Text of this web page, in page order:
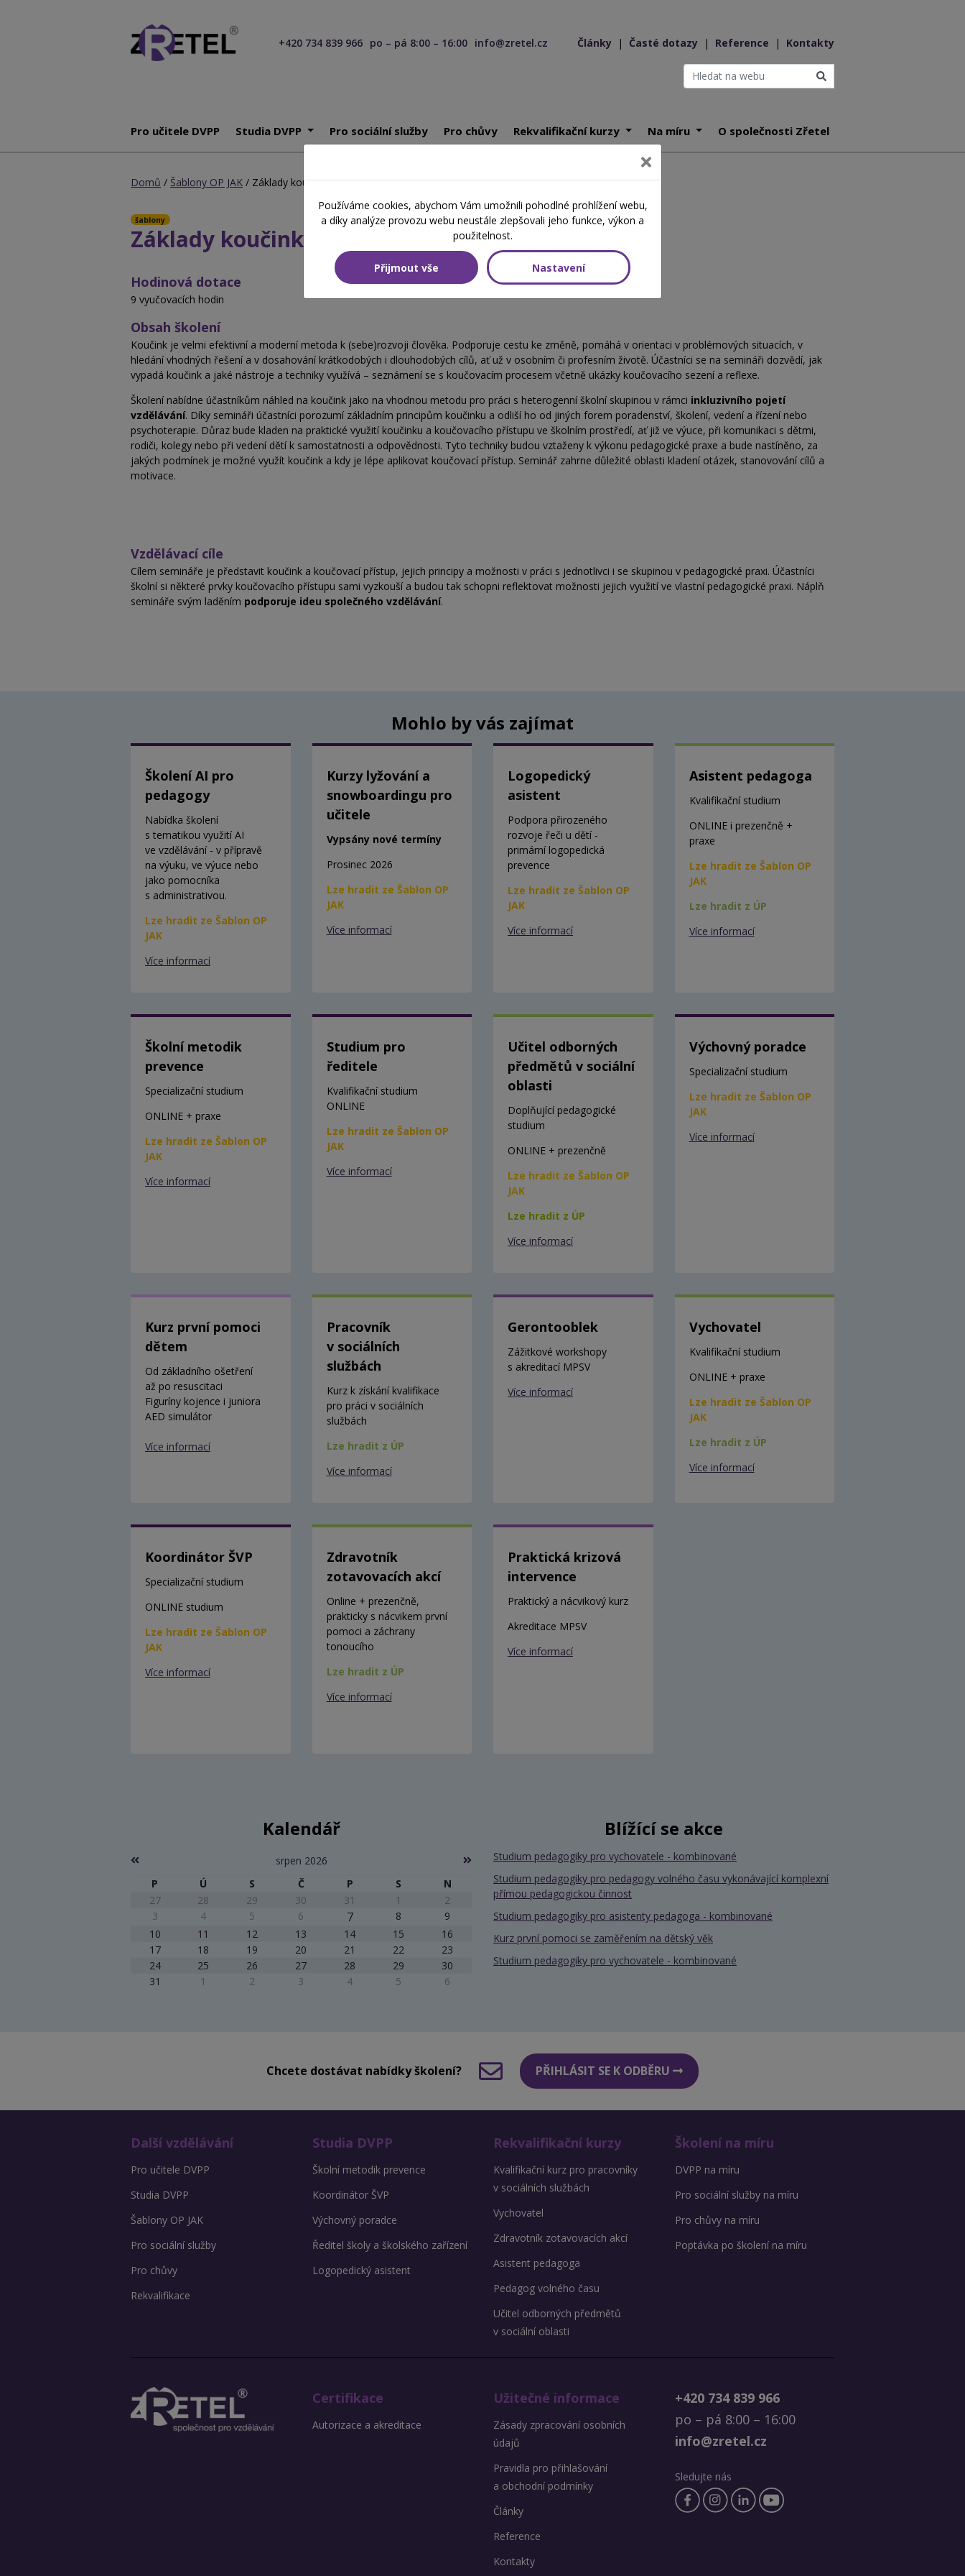
+420 734 839 966 po – pá 8:00 – 16:00 info@zretel.cz Články | Časté dotazy | Reference | Kontakty
Pro učitele DVPP Studia DVPP Pro sociální služby Pro chůvy Rekvalifikační kurzy Na míru O společnosti Zřetel
Domů / Šablony OP JAK / Základy koučinku pro pedagogy
šablony
Základy koučinku pro pedagogy
Hodinová dotace
9 vyučovacích hodin
Obsah školení
Koučink je velmi efektivní a moderní metoda k (sebe)rozvoji člověka. Podporuje cestu ke změně, pomáhá v orientaci v problémových situacích, v
hledání vhodných řešení a v dosahování krátkodobých i dlouhodobých cílů, ať už v osobním či profesním životě. Účastníci se na semináři dozvědí, jak
vypadá koučink a jaké nástroje a techniky využívá – seznámení se s koučovacím procesem včetně ukázky koučovacího sezení a reflexe.
Školení nabídne účastníkům náhled na koučink jako na vhodnou metodu pro práci s heterogenní školní skupinou v rámci inkluzivního pojetí
vzdělávání. Díky semináři účastníci porozumí základním principům koučinku a odliší ho od jiných forem poradenství, školení, vedení a řízení nebo
psychoterapie. Důraz bude kladen na praktické využití koučinku a koučovacího přístupu ve školním prostředí, ať již ve výuce, při komunikaci s dětmi,
rodiči, kolegy nebo při vedení dětí k samostatnosti a odpovědnosti. Tyto techniky budou vztaženy k výkonu pedagogické praxe a bude nastíněno, za
jakých podmínek je možné využít koučink a kdy je lépe aplikovat koučovací přístup. Seminář zahrne důležité oblasti kladení otázek, stanovování cílů a
motivace.
Vzdělávací cíle
Cílem semináře je představit koučink a koučovací přístup, jejich principy a možnosti v práci s jednotlivci i se skupinou v pedagogické praxi. Účastníci
školní si některé prvky koučovacího přístupu sami vyzkouší a budou tak schopni reflektovat možnosti jejich využití ve vlastní pedagogické praxi. Náplň
semináře svým laděním podporuje ideu společného vzdělávání.
Mohlo by vás zajímat
Školení AI pro
pedagogy
Nabídka školení
s tematikou využití AI
ve vzdělávání - v přípravě
na výuku, ve výuce nebo
jako pomocníka
s administrativou.
Lze hradit ze Šablon OP
JAK
Více informací
Kurzy lyžování a
snowboardingu pro
učitele
Vypsány nové termíny
Prosinec 2026
Lze hradit ze Šablon OP
JAK
Více informací
Logopedický
asistent
Podpora přirozeného
rozvoje řeči u dětí -
primární logopedická
prevence
Lze hradit ze Šablon OP
JAK
Více informací
Asistent pedagoga
Kvalifikační studium
ONLINE i prezenčně +
praxe
Lze hradit ze Šablon OP
JAK
Lze hradit z ÚP
Více informací
Školní metodik
prevence
Specializační studium
ONLINE + praxe
Lze hradit ze Šablon OP
JAK
Více informací
Studium pro
ředitele
Kvalifikační studium
ONLINE
Lze hradit ze Šablon OP
JAK
Více informací
Učitel odborných
předmětů v sociální
oblasti
Doplňující pedagogické
studium
ONLINE + prezenčně
Lze hradit ze Šablon OP
JAK
Lze hradit z ÚP
Více informací
Výchovný poradce
Specializační studium
Lze hradit ze Šablon OP
JAK
Více informací
Kurz první pomoci
dětem
Od základního ošetření
až po resuscitaci
Figuríny kojence i juniora
AED simulátor
Více informací
Pracovník
v sociálních
službách
Kurz k získání kvalifikace
pro práci v sociálních
službách
Lze hradit z ÚP
Více informací
Gerontooblek
Zážitkové workshopy
s akreditací MPSV
Více informací
Vychovatel
Kvalifikační studium
ONLINE + praxe
Lze hradit ze Šablon OP
JAK
Lze hradit z ÚP
Více informací
Koordinátor ŠVP
Specializační studium
ONLINE studium
Lze hradit ze Šablon OP
JAK
Více informací
Zdravotník
zotavovacích akcí
Online + prezenčně,
prakticky s nácvikem první
pomoci a záchrany
tonoucího
Lze hradit z ÚP
Více informací
Praktická krizová
intervence
Praktický a nácvikový kurz
Akreditace MPSV
Více informací
Kalendář
srpen 2026
P
Ú S Č P S
N
27
28 29 30 31 1
2
3
4 5 6 7 8
9
10
11 12 13 14 15
16
17
18 19 20 21 22
23
24
25 26 27 28 29
30
31
1 2 3 4 5 6
Blížící se akce
Studium pedagogiky pro vychovatele - kombinované
Studium pedagogiky pro pedagogy volného času vykonávající komplexní
přímou pedagogickou činnost
Studium pedagogiky pro asistenty pedagoga - kombinované
Kurz první pomoci se zaměřením na dětský věk
Studium pedagogiky pro vychovatele - kombinované
Chcete dostávat nabídky školení? PŘIHLÁSIT SE K ODBĚRU
Další vzdělávání
Pro učitele DVPP
Studia DVPP
Šablony OP JAK
Pro sociální služby
Pro chůvy
Rekvalifikace
Studia DVPP
Školní metodik prevence
Koordinátor ŠVP
Výchovný poradce
Ředitel školy a školského zařízení
Logopedický asistent
Rekvalifikační kurzy
Kvalifikační kurz pro pracovníky
v sociálních službách
Vychovatel
Zdravotník zotavovacích akcí
Asistent pedagoga
Pedagog volného času
Učitel odborných předmětů
v sociální oblasti
Školení na míru
DVPP na míru
Pro sociální služby na míru
Pro chůvy na míru
Poptávka po školení na míru
Certifikace
Autorizace a akreditace
Užitečné informace
Zásady zpracování osobních
údajů
Pravidla pro přihlašování
a obchodní podmínky
Články
Reference
Kontakty
+420 734 839 966
po – pá 8:00 – 16:00
info@zretel.cz
Sledujte nás
Používáme cookies, abychom Vám umožnili pohodlné prohlížení webu,
a díky analýze provozu webu neustále zlepšovali jeho funkce, výkon a
použitelnost.
Přijmout vše Nastavení